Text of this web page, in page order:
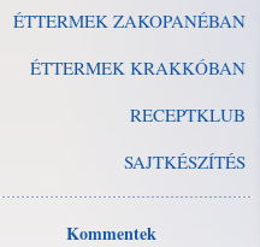
ÉTTERMEK ZAKOPANÉBAN
ÉTTERMEK KRAKKÓBAN
RECEPTKLUB
SAJTKÉSZÍTÉS
Kommentek